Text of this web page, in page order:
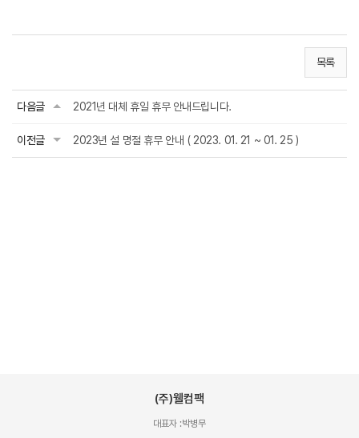
목록
다음글 2021년 대체 휴일 휴무 안내드립니다.
이전글 2023년 설 명절 휴무 안내 ( 2023. 01. 21 ~ 01. 25 )
(주)웰컴팩
대표자 :박병무